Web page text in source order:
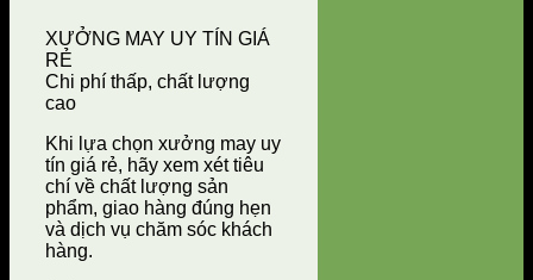
XƯỞNG MAY UY TÍN GIÁ
RẺ
Chi phí thấp, chất lượng
cao
Khi lựa chọn xưởng may uy
tín giá rẻ, hãy xem xét tiêu
chí về chất lượng sản
phẩm, giao hàng đúng hẹn
và dịch vụ chăm sóc khách
hàng.